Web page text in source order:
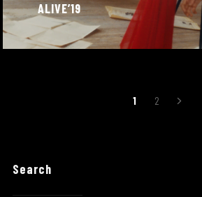
ALIVE’19
1 2
Search